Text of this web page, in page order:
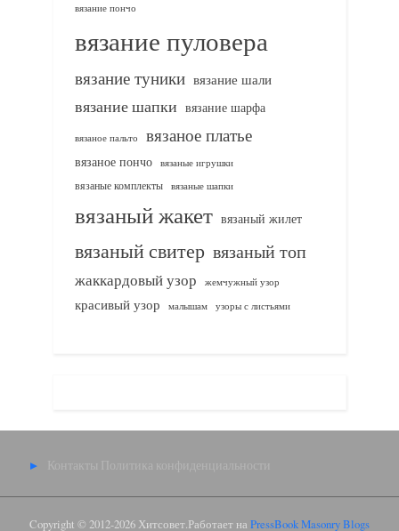
вязание пончо
вязание пуловера
вязание туники вязание шали
вязание шапки вязание шарфа
вязаное пальто вязаное платье
вязаное пончо вязаные игрушки
вязаные комплекты
вязаные шапки
вязаный жакет вязаный жилет
вязаный свитер вязаный топ
жаккардовый узор жемчужный узор
красивый узор малышам узоры с листьями
Контакты Политика конфиденциальности
Copyright © 2012-2026 Хитсовет.Работает на PressBook Masonry Blogs